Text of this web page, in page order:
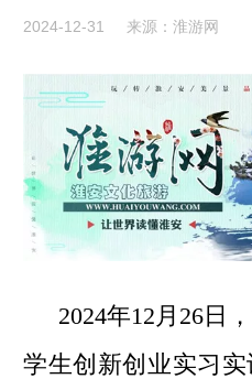
2024-12-31 来源：淮游网
2024年12月26日
学生创新创业实习